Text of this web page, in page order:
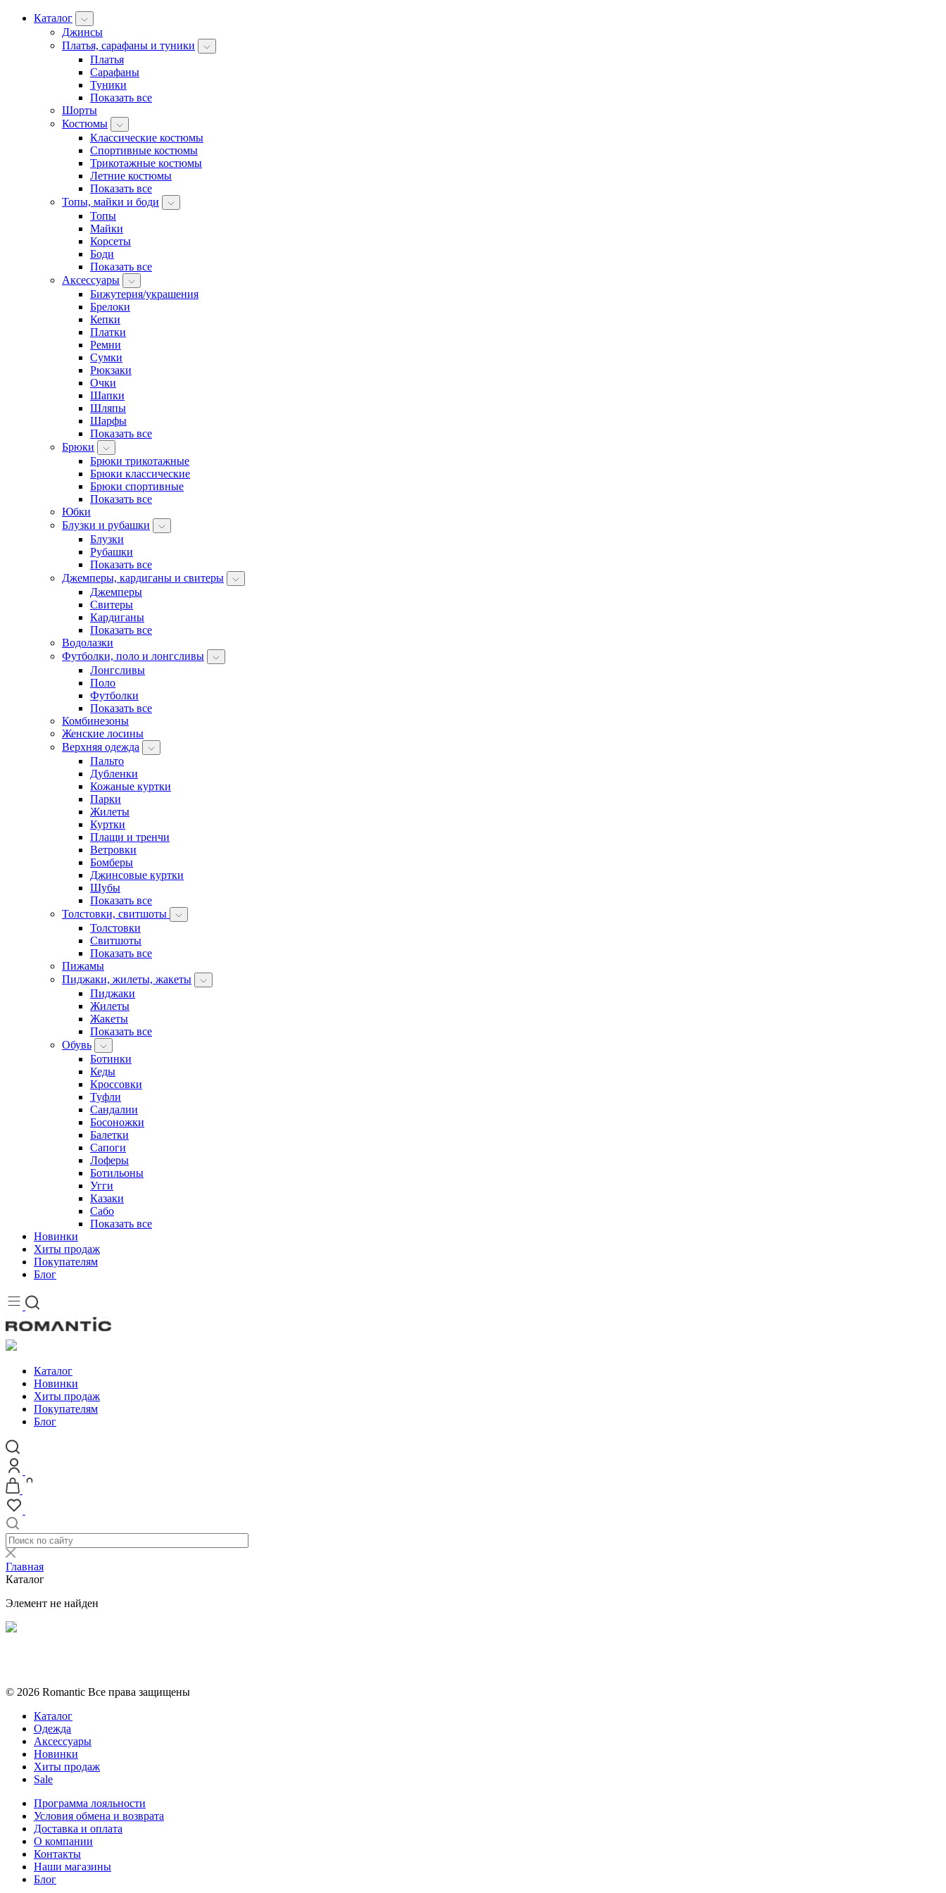
Каталог
Джинсы
Платья, сарафаны и туники
Платья
Сарафаны
Туники
Показать все
Шорты
Костюмы
Классические костюмы
Спортивные костюмы
Трикотажные костюмы
Летние костюмы
Показать все
Топы, майки и боди
Топы
Майки
Корсеты
Боди
Показать все
Аксессуары
Бижутерия/украшения
Брелоки
Кепки
Платки
Ремни
Сумки
Рюкзаки
Очки
Шапки
Шляпы
Шарфы
Показать все
Брюки
Брюки трикотажные
Брюки классические
Брюки спортивные
Показать все
Юбки
Блузки и рубашки
Блузки
Рубашки
Показать все
Джемперы, кардиганы и свитеры
Джемперы
Свитеры
Кардиганы
Показать все
Водолазки
Футболки, поло и лонгсливы
Лонгсливы
Поло
Футболки
Показать все
Комбинезоны
Женские лосины
Верхняя одежда
Пальто
Дубленки
Кожаные куртки
Парки
Жилеты
Куртки
Плащи и тренчи
Ветровки
Бомберы
Джинсовые куртки
Шубы
Показать все
Толстовки, свитшоты
Толстовки
Свитшоты
Показать все
Пижамы
Пиджаки, жилеты, жакеты
Пиджаки
Жилеты
Жакеты
Показать все
Обувь
Ботинки
Кеды
Кроссовки
Туфли
Сандалии
Босоножки
Балетки
Сапоги
Лоферы
Ботильоны
Угги
Казаки
Сабо
Показать все
Новинки
Хиты продаж
Покупателям
Блог
Каталог
Новинки
Хиты продаж
Покупателям
Блог
Главная
Каталог
Элемент не найден
© 2026 Romantic Все права защищены
Каталог
Одежда
Аксессуары
Новинки
Хиты продаж
Sale
Программа лояльности
Условия обмена и возврата
Доставка и оплата
О компании
Контакты
Наши магазины
Блог